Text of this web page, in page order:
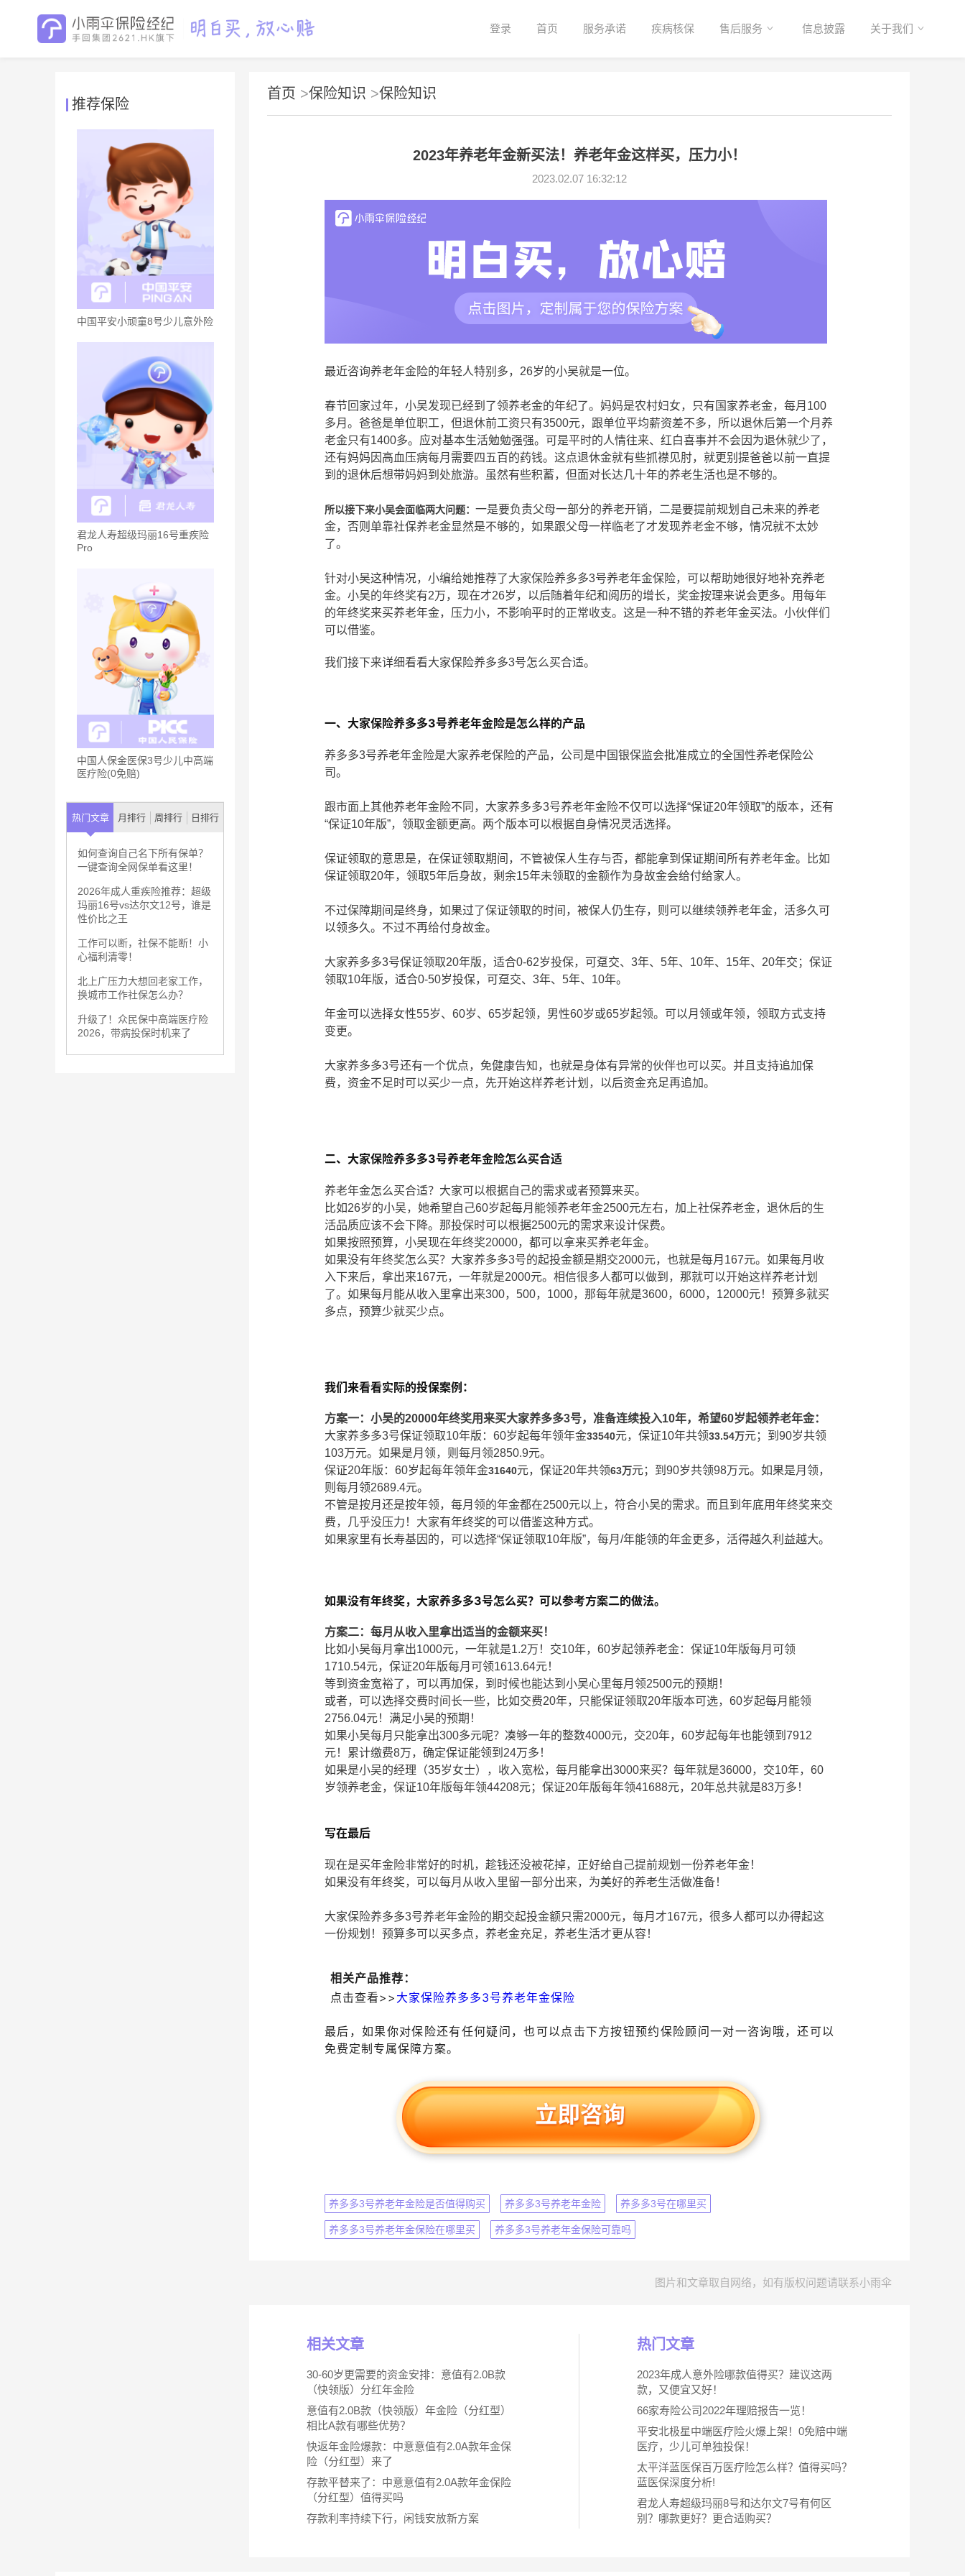
登录 首页 服务承诺 疾病核保 售后服务 信息披露 关于我们
推荐保险
中国平安小顽童8号少儿意外险
君龙人寿超级玛丽16号重疾险
Pro
中国人保金医保3号少儿中高端
医疗险(0免赔)
热门文章 月排行 周排行 日排行
如何查询自己名下所有保单？
一键查询全网保单看这里！
2026年成人重疾险推荐：超级
玛丽16号vs达尔文12号，谁是
性价比之王
工作可以断，社保不能断！小
心福利清零！
北上广压力大想回老家工作，
换城市工作社保怎么办？
升级了！众民保中高端医疗险
2026，带病投保时机来了
首页 >保险知识 >保险知识
2023年养老年金新买法！养老年金这样买，压力小！
2023.02.07 16:32:12
最近咨询养老年金险的年轻人特别多，26岁的小吴就是一位。
春节回家过年，小吴发现已经到了领养老金的年纪了。妈妈是农村妇女，只有国家养老金，每月100
多月。爸爸是单位职工，但退休前工资只有3500元，跟单位平均薪资差不多，所以退休后第一个月养
老金只有1400多。应对基本生活勉勉强强。可是平时的人情往来、红白喜事并不会因为退休就少了，
还有妈妈因高血压病每月需要四五百的药钱。这点退休金就有些抓襟见肘，就更别提爸爸以前一直提
到的退休后想带妈妈到处旅游。虽然有些积蓄，但面对长达几十年的养老生活也是不够的。
所以接下来小吴会面临两大问题： 一是要负责父母一部分的养老开销，二是要提前规划自己未来的养老
金，否则单靠社保养老金显然是不够的，如果跟父母一样临老了才发现养老金不够，情况就不太妙
了。
针对小吴这种情况，小编给她推荐了大家保险养多多3号养老年金保险，可以帮助她很好地补充养老
金。小吴的年终奖有2万，现在才26岁，以后随着年纪和阅历的增长，奖金按理来说会更多。用每年
的年终奖来买养老年金，压力小，不影响平时的正常收支。这是一种不错的养老年金买法。小伙伴们
可以借鉴。
我们接下来详细看看大家保险养多多3号怎么买合适。
一、大家保险养多多3号养老年金险是怎么样的产品
养多多3号养老年金险是大家养老保险的产品，公司是中国银保监会批准成立的全国性养老保险公
司。
跟市面上其他养老年金险不同，大家养多多3号养老年金险不仅可以选择“保证20年领取”的版本，还有
“保证10年版”，领取金额更高。两个版本可以根据自身情况灵活选择。
保证领取的意思是，在保证领取期间，不管被保人生存与否，都能拿到保证期间所有养老年金。比如
保证领取20年，领取5年后身故，剩余15年未领取的金额作为身故金会给付给家人。
不过保障期间是终身，如果过了保证领取的时间，被保人仍生存，则可以继续领养老年金，活多久可
以领多久。不过不再给付身故金。
大家养多多3号保证领取20年版，适合0-62岁投保，可趸交、3年、5年、10年、15年、20年交；保证
领取10年版，适合0-50岁投保，可趸交、3年、5年、10年。
年金可以选择女性55岁、60岁、65岁起领，男性60岁或65岁起领。可以月领或年领，领取方式支持
变更。
大家养多多3号还有一个优点，免健康告知，也就是身体有异常的伙伴也可以买。并且支持追加保
费，资金不足时可以买少一点，先开始这样养老计划，以后资金充足再追加。
二、大家保险养多多3号养老年金险怎么买合适
养老年金怎么买合适？大家可以根据自己的需求或者预算来买。
比如26岁的小吴，她希望自己60岁起每月能领养老年金2500元左右，加上社保养老金，退休后的生
活品质应该不会下降。那投保时可以根据2500元的需求来设计保费。
如果按照预算，小吴现在年终奖20000，都可以拿来买养老年金。
如果没有年终奖怎么买？大家养多多3号的起投金额是期交2000元，也就是每月167元。如果每月收
入下来后，拿出来167元，一年就是2000元。相信很多人都可以做到，那就可以开始这样养老计划
了。如果每月能从收入里拿出来300，500，1000，那每年就是3600，6000，12000元！预算多就买
多点，预算少就买少点。
我们来看看实际的投保案例：
方案一：小吴的20000年终奖用来买大家养多多3号，准备连续投入10年，希望60岁起领养老年金：
大家养多多3号保证领取10年版：60岁起每年领年金33540元，保证10年共领33.54万元；到90岁共领
103万元。如果是月领，则每月领2850.9元。
保证20年版：60岁起每年领年金31640元，保证20年共领63万元；到90岁共领98万元。如果是月领，
则每月领2689.4元。
不管是按月还是按年领，每月领的年金都在2500元以上，符合小吴的需求。而且到年底用年终奖来交
费，几乎没压力！大家有年终奖的可以借鉴这种方式。
如果家里有长寿基因的，可以选择“保证领取10年版”，每月/年能领的年金更多，活得越久利益越大。
如果没有年终奖，大家养多多3号怎么买？可以参考方案二的做法。
方案二：每月从收入里拿出适当的金额来买！
比如小吴每月拿出1000元，一年就是1.2万！交10年，60岁起领养老金：保证10年版每月可领
1710.54元，保证20年版每月可领1613.64元！
等到资金宽裕了，可以再加保，到时候也能达到小吴心里每月领2500元的预期！
或者，可以选择交费时间长一些，比如交费20年，只能保证领取20年版本可选，60岁起每月能领
2756.04元！满足小吴的预期！
如果小吴每月只能拿出300多元呢？凑够一年的整数4000元，交20年，60岁起每年也能领到7912
元！累计缴费8万，确定保证能领到24万多！
如果是小吴的经理（35岁女士），收入宽松，每月能拿出3000来买？每年就是36000，交10年，60
岁领养老金，保证10年版每年领44208元；保证20年版每年领41688元，20年总共就是83万多！
写在最后
现在是买年金险非常好的时机，趁钱还没被花掉，正好给自己提前规划一份养老年金！
如果没有年终奖，可以每月从收入里留一部分出来，为美好的养老生活做准备！
大家保险养多多3号养老年金险的期交起投金额只需2000元，每月才167元，很多人都可以办得起这
一份规划！预算多可以买多点，养老金充足，养老生活才更从容！
相关产品推荐：
点击查看>> 大家保险养多多3号养老年金保险
最后，如果你对保险还有任何疑问，也可以点击下方按钮预约保险顾问一对一咨询哦，还可以
免费定制专属保障方案。
养多多3号养老年金险是否值得购买 养多多3号养老年金险 养多多3号在哪里买
养多多3号养老年金保险在哪里买 养多多3号养老年金保险可靠吗
图片和文章取自网络，如有版权问题请联系小雨伞
相关文章
30-60岁更需要的资金安排：意值有2.0B款
（快领版）分红年金险
意值有2.0B款（快领版）年金险（分红型）
相比A款有哪些优势？
快返年金险爆款：中意意值有2.0A款年金保
险（分红型）来了
存款平替来了：中意意值有2.0A款年金保险
（分红型）值得买吗
存款利率持续下行，闲钱安放新方案
热门文章
2023年成人意外险哪款值得买？建议这两
款，又便宜又好！
66家寿险公司2022年理赔报告一览！
平安北极星中端医疗险火爆上架！0免赔中端
医疗，少儿可单独投保！
太平洋蓝医保百万医疗险怎么样？值得买吗？
蓝医保深度分析!
君龙人寿超级玛丽8号和达尔文7号有何区
别？哪款更好？更合适购买？